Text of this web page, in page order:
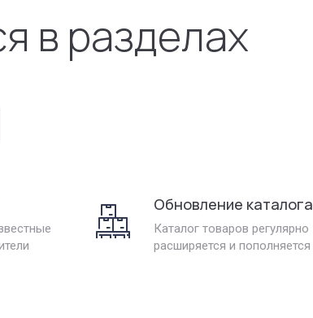
в разделах
Обновление каталога
Каталог товаров регулярно
расширяется и пополняется